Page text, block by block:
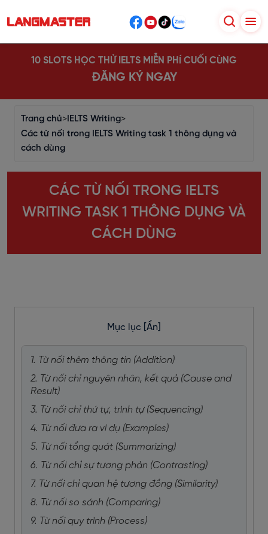
10 SLOTS HỌC THỬ IELTS MIỄN PHÍ CUỐI CÙNG
ĐĂNG KÝ NGAY
Trang chủ> IELTS Writing>
Các từ nối trong IELTS Writing task 1 thông dụng và
cách dùng
CÁC TỪ NỐI TRONG IELTS
WRITING TASK 1 THÔNG DỤNG VÀ
CÁCH DÙNG
Mục lục [Ẩn]
1. Từ nối thêm thông tin (Addition)
2. Từ nối chỉ nguyên nhân, kết quả (Cause and
Result)
3. Từ nối chỉ thứ tự, trình tự (Sequencing)
4. Từ nối đưa ra ví dụ (Examples)
5. Từ nối tổng quát (Summarizing)
6. Từ nối chỉ sự tương phản (Contrasting)
7. Từ nối chỉ quan hệ tương đồng (Similarity)
8. Từ nối so sánh (Comparing)
9. Từ nối quy trình (Process)